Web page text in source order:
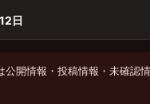
日
公開情報・投稿情報・未確認